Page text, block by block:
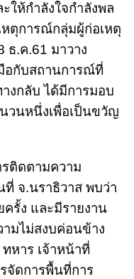
ให้กำลังใจกำลังพล
ตุการณ์กลุ่มผู้ก่อเหตุ
ธ.ค.61 มาวาง
อกับสถานการณ์ที่
งกลับ ได้มีการมอบ
วนหนึ่งเพื่อเป็นขวัญ
ติดตามความ
ที่ จ.นราธิวาส พบว่า
รั้ง และมีรายงาน
มไม่สงบค่อนข้าง
หาร เจ้าหน้าที่
จัดการพื้นที่การ